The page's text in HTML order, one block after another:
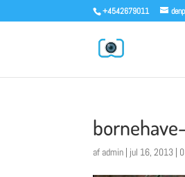
+4542679011
af admin | jul 16, 2013 |